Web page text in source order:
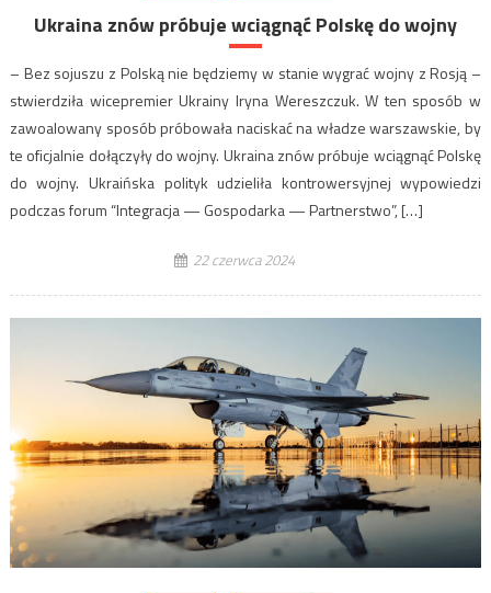
Ukraina znów próbuje wciągnąć Polskę do wojny
– Bez sojuszu z Polską nie będziemy w stanie wygrać wojny z Rosją –
stwierdziła wicepremier Ukrainy Iryna Wereszczuk. W ten sposób w
zawoalowany sposób próbowała naciskać na władze warszawskie, by
te oficjalnie dołączyły do wojny. Ukraina znów próbuje wciągnąć Polskę
do wojny. Ukraińska polityk udzieliła kontrowersyjnej wypowiedzi
podczas forum “Integracja — Gospodarka — Partnerstwo”, […]
22 czerwca 2024